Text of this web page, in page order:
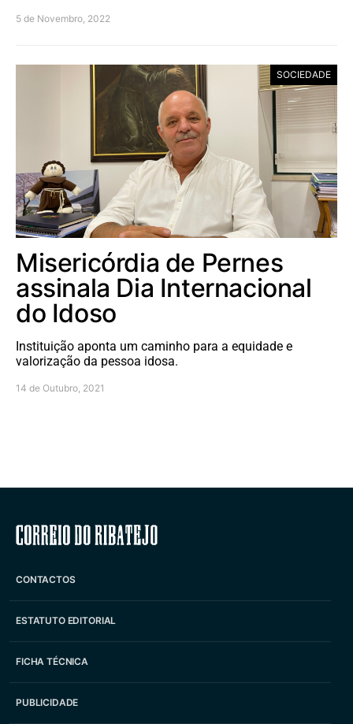
5 de Novembro, 2022
SOCIEDADE
Misericórdia de Pernes
assinala Dia Internacional
do Idoso
Instituição aponta um caminho para a equidade e
valorização da pessoa idosa.
14 de Outubro, 2021
Correio do Ribatejo
CONTACTOS
ESTATUTO EDITORIAL
FICHA TÉCNICA
PUBLICIDADE